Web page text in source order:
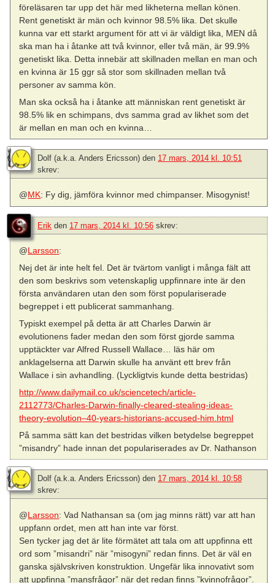
föreläsaren tar upp det här med likheterna mellan könen.
Rent genetiskt är män och kvinnor 98.5% lika. Det skulle
kunna var ett starkt argument för att vi är väldigt lika, MEN då
ska man ha i åtanke att två kvinnor, eller två män, är 99.9%
genetiskt lika. Detta innebär att skillnaden mellan en man och
en kvinna är 15 ggr så stor som skillnaden mellan två
personer av samma kön.
Man ska också ha i åtanke att människan rent genetiskt är
98.5% lik en schimpans, dvs samma grad av likhet som det
är mellan en man och en kvinna…
Dolf (a.k.a. Anders Ericsson) den 17 mars, 2014 kl. 10:51
skrev:
@MK: Fy dig, jämföra kvinnor med chimpanser. Misogynist!
Erik den 17 mars, 2014 kl. 10:56 skrev:
@Larsson:
Nej det är inte helt fel. Det är tvärtom vanligt i många fält att
den som beskrivs som vetenskaplig uppfinnare inte är den
första användaren utan den som först populariserade
begreppet i ett publicerat sammanhang.
Typiskt exempel på detta är att Charles Darwin är
evolutionens fader medan den som först gjorde samma
upptäckter var Alfred Russell Wallace… läs här om
anklagelserna att Darwin skulle ha använt ett brev från
Wallace i sin avhandling. (Lyckligtvis kunde detta bestridas)
http://www.dailymail.co.uk/sciencetech/article-
2112773/Charles-Darwin-finally-cleared-stealing-ideas-
theory-evolution–40-years-historians-accused-him.html
På samma sätt kan det bestridas vilken betydelse begreppet
”misandry” hade innan det populariserades av Dr. Nathanson
Dolf (a.k.a. Anders Ericsson) den 17 mars, 2014 kl. 10:58
skrev:
@Larsson: Vad Nathansan sa (om jag minns rätt) var att han
uppfann ordet, men att han inte var först.
Sen tycker jag det är lite förmätet att tala om att uppfinna ett
ord som ”misandri” när ”misogyni” redan finns. Det är väl en
ganska självskriven konstruktion. Ungefär lika innovativt som
att uppfinna ”mansfrågor” när det redan finns ”kvinnofrågor”.